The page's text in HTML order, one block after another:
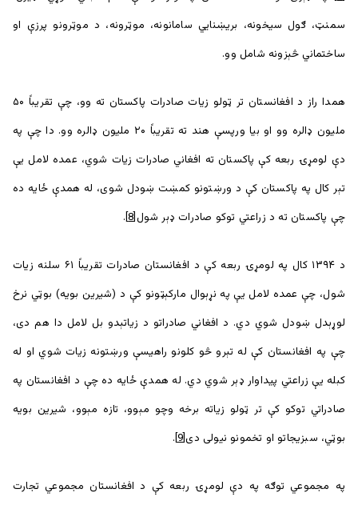
سمنټ، ګول سيخونه، بریښنايي سامانونه، موټرونه، د موټرونو پرزې او
ساختماني څېزونه شامل وو.
همدا راز د افغانستان تر ټولو زیات صادرات پاکستان ته وو، چې تقریباً ۵۰
ملیون ډالره وو او بیا ورپسې هند ته تقریباً ۲۰ ملیون ډالره وو. دا چې په
دې لومړۍ ربعه کې پاکستان ته افغاني صادرات زیات شوي، عمده لامل یې
تېر کال په پاکستان کې د ورښتونو کمښت ښودل شوی، له همدې ځایه ده
چې پاکستان ته د زراعتي توکو صادرات ډېر شول[8]
.
د ۱۳۹۴ کال په لومړۍ ربعه کې د افغانستان صادرات تقریباً ۶۱ سلنه زیات
شول، چې عمده لامل یې په نړېوال مارکېټونو کې د (شیرین بویه) بوټي نرخ
لوړېدل ښودل شوي دي. د افغاني صادراتو د زیاتېدو بل لامل دا هم دی،
چې په افغانستان کې له تېرو څو کلونو راهیسې ورښتونه زیات شوي او له
کبله یې زراعتي پيداوار ډېر شوي دي. له همدې ځایه ده چې د افغانستان په
صادراتي توکو کې تر ټولو زیاته برخه وچو مېوو، تازه مېوو، شیرین بویه
بوټي، سبزیجاتو او تخمونو نیولی دی[9]
.
په مجموعي توګه په دې لومړۍ ربعه کې د افغانستان مجموعي تجارت